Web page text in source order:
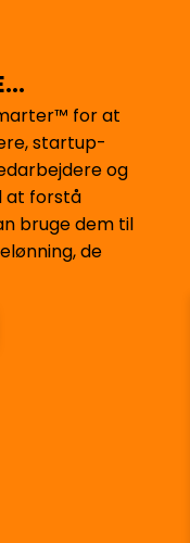
for at
startup-
og
at forstå
bruge dem til
de